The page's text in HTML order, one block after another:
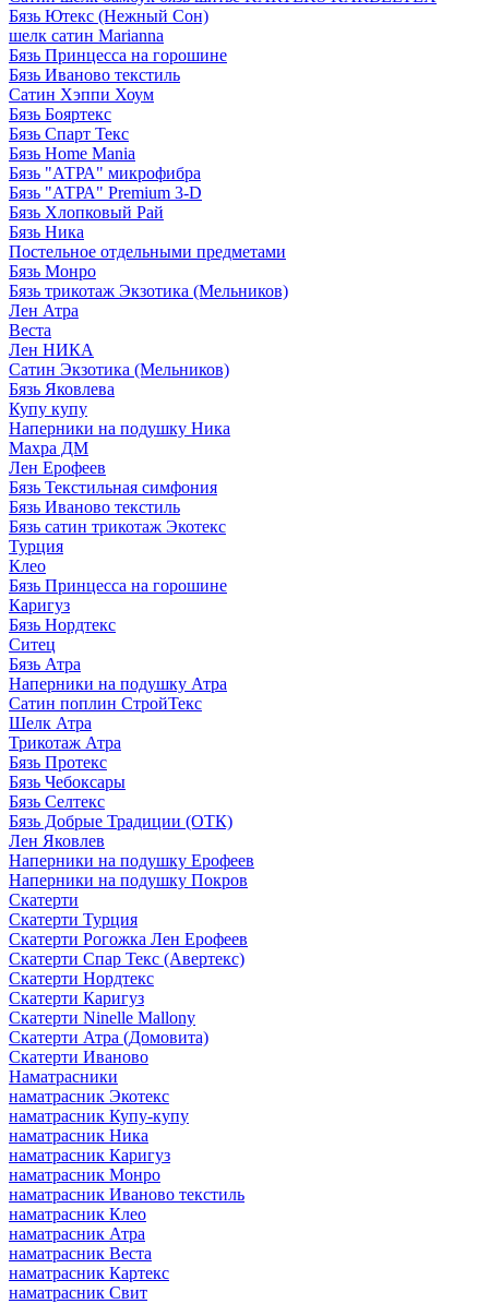
Бязь Ютекс (Нежный Сон)
шелк сатин Marianna
Бязь Принцесса на горошине
Бязь Иваново текстиль
Сатин Хэппи Хоум
Бязь Бояртекс
Бязь Спарт Текс
Бязь Home Mania
Бязь "АТРА" микрофибра
Бязь "АТРА" Premium 3-D
Бязь Хлопковый Рай
Бязь Ника
Постельное отдельными предметами
Бязь Монро
Бязь трикотаж Экзотика (Мельников)
Лен Атра
Веста
Лен НИКА
Сатин Экзотика (Мельников)
Бязь Яковлева
Купу купу
Наперники на подушку Ника
Махра ДМ
Лен Ерофеев
Бязь Текстильная симфония
Бязь Иваново текстиль
Бязь сатин трикотаж Экотекс
Турция
Клео
Бязь Принцесса на горошине
Каригуз
Бязь Нордтекс
Ситец
Бязь Атра
Наперники на подушку Атра
Сатин поплин СтройТекс
Шелк Атра
Трикотаж Атра
Бязь Протекс
Бязь Чебоксары
Бязь Селтекс
Бязь Добрые Традиции (ОТК)
Лен Яковлев
Наперники на подушку Ерофеев
Наперники на подушку Покров
Скатерти
Скатерти Турция
Скатерти Рогожка Лен Ерофеев
Скатерти Спар Текс (Авертекс)
Скатерти Нордтекс
Скатерти Каригуз
Скатерти Ninelle Mallony
Скатерти Атра (Домовита)
Скатерти Иваново
Наматрасники
наматрасник Экотекс
наматрасник Купу-купу
наматрасник Ника
наматрасник Каригуз
наматрасник Монро
наматрасник Иваново текстиль
наматрасник Клео
наматрасник Атра
наматрасник Веста
наматрасник Картекс
наматрасник Свит